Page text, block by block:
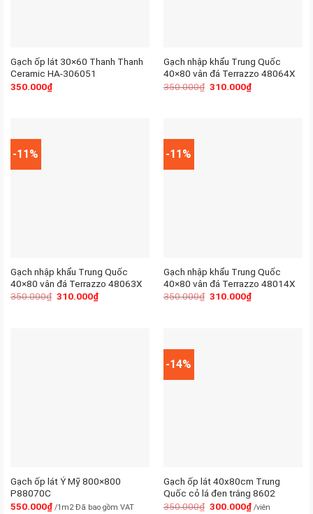
Gạch ốp lát 30×60 Thanh Thanh
Ceramic HA-306051
350.000₫
Gạch nhập khẩu Trung Quốc
40×80 vân đá Terrazzo 48064X
350.000₫ 310.000₫
-11%
Gạch nhập khẩu Trung Quốc
40×80 vân đá Terrazzo 48063X
350.000₫ 310.000₫
-11%
Gạch nhập khẩu Trung Quốc
40×80 vân đá Terrazzo 48014X
350.000₫ 310.000₫
Gạch ốp lát Ý Mỹ 800×800
P88070C
550.000₫/1m2 Đã bao gồm VAT
-14%
Gạch ốp lát 40x80cm Trung
Quốc cỏ lá đen trắng 8602
350.000₫ 300.000₫/viên